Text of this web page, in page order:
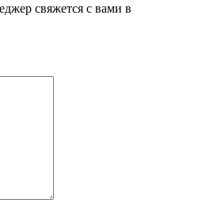
свяжется с вами в